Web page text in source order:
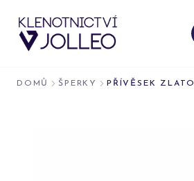
DOMŮ ŠPERKY PŘÍVĚSEK ZLATO